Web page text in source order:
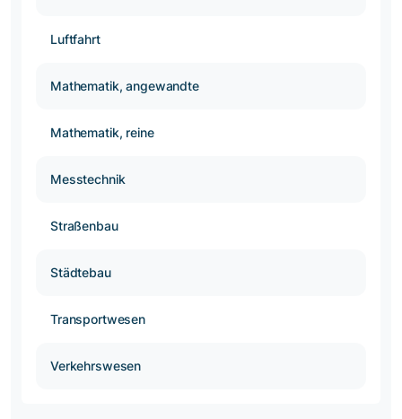
Luftfahrt
Mathematik, angewandte
Mathematik, reine
Messtechnik
Straßenbau
Städtebau
Transportwesen
Verkehrswesen